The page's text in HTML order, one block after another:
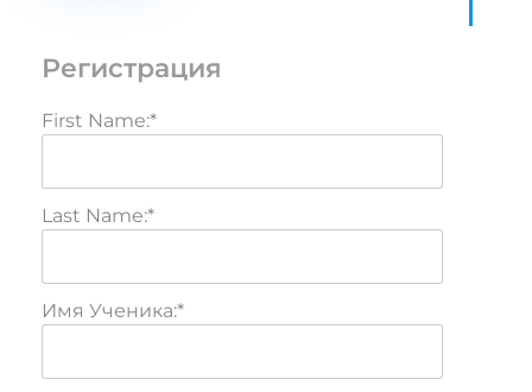
Регистрация
First Name:*
Last Name:*
Имя Ученика:*